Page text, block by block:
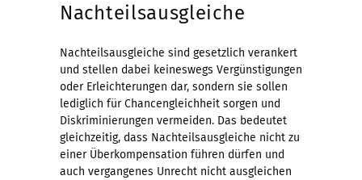
Nachteilsausgleiche
Nachteilsausgleiche sind gesetzlich verankert
und stellen dabei keineswegs Vergünstigungen
oder Erleichterungen dar, sondern sie sollen
lediglich für Chancengleichheit sorgen und
Diskriminierungen vermeiden. Das bedeutet
gleichzeitig, dass Nachteilsausgleiche nicht zu
einer Überkompensation führen dürfen und
auch vergangenes Unrecht nicht ausgleichen